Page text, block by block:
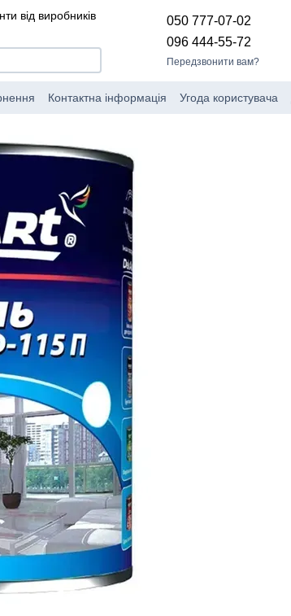
від виробників
050 777-07-02
096 444-55-72
Передзвонити вам?
Контактна інформація Угода користувача